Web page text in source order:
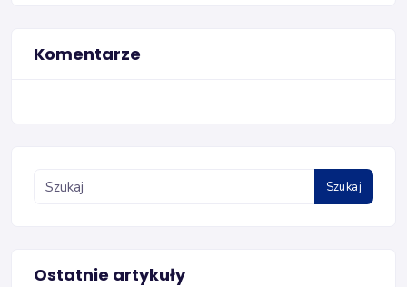
Komentarze
Szukaj
Ostatnie artykuły